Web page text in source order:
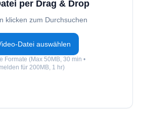
per Drag & Drop
klicken zum Durchsuchen
Datei auswählen
Formate (Max 50MB, 30 min •
für 200MB, 1 hr)